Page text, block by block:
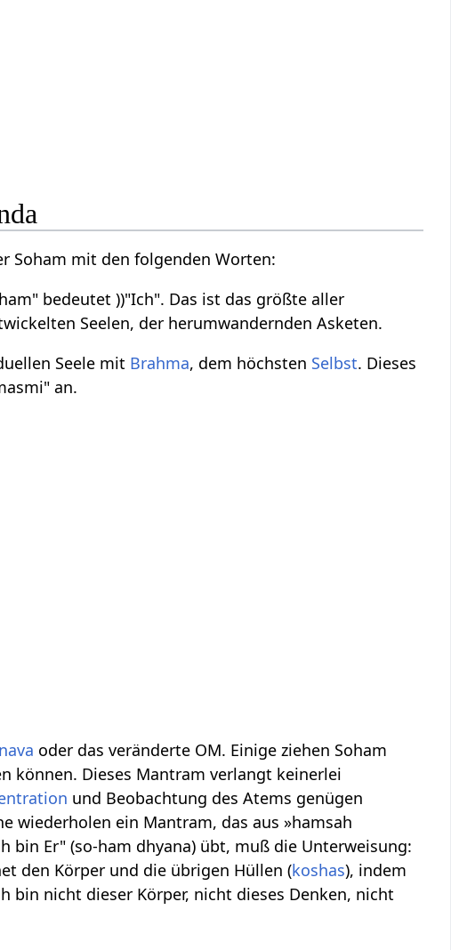
Soham mit den folgenden Worten:
bedeutet ))"Ich". Das ist das größte aller
Seelen, der herumwandernden Asketen.
Seele mit Brahma, dem höchsten Selbst. Dieses
an.
oder das veränderte OM. Einige ziehen Soham
können. Dieses Mantram verlangt keinerlei
und Beobachtung des Atems genügen
wiederholen ein Mantram, das aus »hamsah
bin Er" (so-ham dhyana) übt, muß die Unterweisung:
den Körper und die übrigen Hüllen (koshas), indem
nicht dieser Körper, nicht dieses Denken, nicht